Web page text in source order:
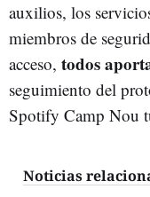
auxilios, los
miembros de
acceso, todos
seguimiento del
Spotify Camp Nou
Noticias